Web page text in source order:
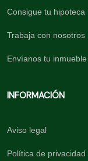
Consigue tu hipoteca
Trabaja con nosotros
Envíanos tu inmueble
INFORMACIÓN
Aviso legal
Política de privacidad